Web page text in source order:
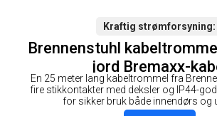
Kraftig strømforsyning
Brennenstuhl
jord Bremaxx-
En 25 meter lang kabeltrommel fra
fire stikkontakter med deksler og IP44-
for sikker bruk både innendørs og